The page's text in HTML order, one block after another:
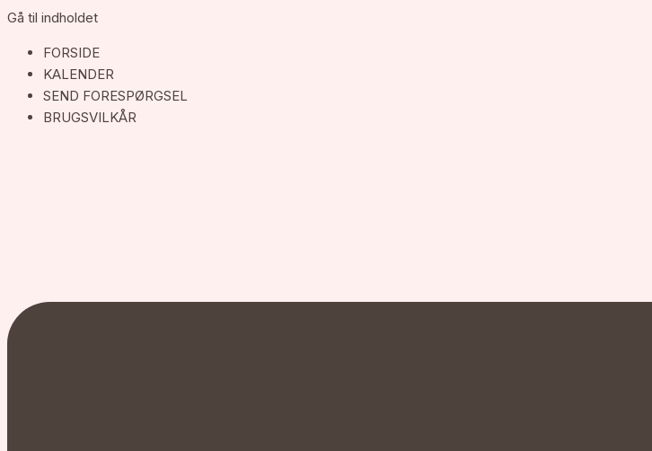
Gå til indholdet
FORSIDE
KALENDER
SEND FORESPØRGSEL
BRUGSVILKÅR